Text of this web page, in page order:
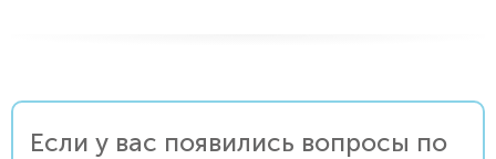
Если у вас появились вопросы по